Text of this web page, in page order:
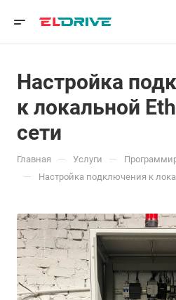
Настройка
к локальной
сети
Главная — Услуги —
— Настройка подключения к